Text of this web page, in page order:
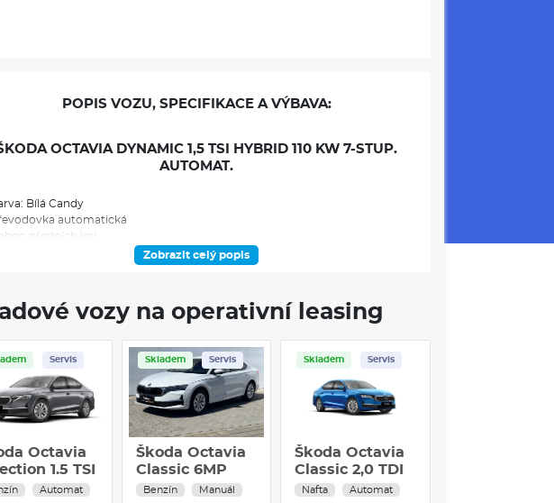
POPIS VOZU, SPECIFIKACE A VÝBAVA:
OCTAVIA DYNAMIC 1,5 TSI HYBRID 110 KW 7-STUP.
AUTOMAT.
Bílá Candy
automatická
předních kol
DOSTUPNOST
1
výrobě: 0
VÝBAVA NAD RÁMEC VÝBAVOVÉHO STUPNĚ
kolo (neplnohodnotné)
nářadí a zvedák vozu
VÝBAVA VE VÝBAVA STUPNI
Zobrazit celý popis
vozy na operativní leasing
Servis
Octavia
1.5 TSI
85 kW
Automat
Skladem Servis
Škoda Octavia
Classic 6MP
1,5TSI / 110kW
Benzín Manuál
Skladem Servis
Škoda Octavia
Classic 2,0 TDI
110 kW 7-stup.
Nafta Automat